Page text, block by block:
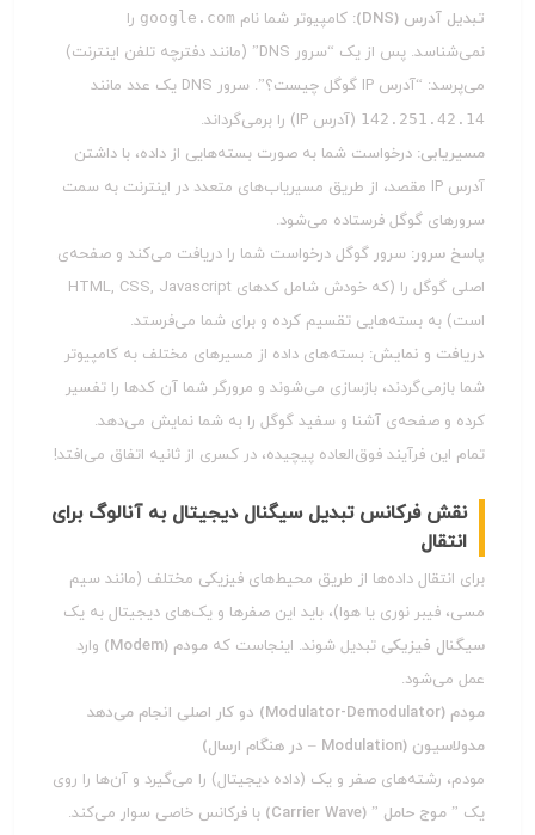
تبدیل آدرس (DNS):
کامپیوتر شما نام google.com را
نمی‌شناسد. پس از یک “سرور DNS” (مانند دفترچه تلفن اینترنت)
می‌پرسد: “آدرس IP گوگل چیست؟”. سرور DNS یک عدد مانند
142.251.42.14 (آدرس IP) را برمی‌گرداند.
مسیریابی: درخواست شما به صورت بسته‌هایی از داده، با داشتن
آدرس IP مقصد، از طریق مسیریاب‌های متعدد در اینترنت به سمت
سرورهای گوگل فرستاده می‌شود.
پاسخ سرور: سرور گوگل درخواست شما را دریافت می‌کند و صفحه‌ی
اصلی گوگل را (که خودش شامل کدهای HTML, CSS, Javascript
است) به بسته‌هایی تقسیم کرده و برای شما می‌فرستد.
دریافت و نمایش: بسته‌های داده از مسیرهای مختلف به کامپیوتر
شما بازمی‌گردند، بازسازی می‌شوند و مرورگر شما آن کدها را تفسیر
کرده و صفحه‌ی آشنا و سفید گوگل را به شما نمایش می‌دهد.
تمام این فرآیند فوق‌العاده پیچیده، در کسری از ثانیه اتفاق می‌افتد!
نقش فرکانس تبدیل سیگنال دیجیتال به آنالوگ برای
انتقال
برای انتقال داده‌ها از طریق محیط‌های فیزیکی مختلف (مانند سیم
مسی، فیبر نوری یا هوا)، باید این صفرها و یک‌های دیجیتال به یک
سیگنال فیزیکی تبدیل شوند. اینجاست که مودم (Modem)
وارد
عمل می‌شود.
مودم (Modulator-Demodulator) دو کار اصلی انجام می‌دهد
مدولاسیون (Modulation – در هنگام ارسال)
مودم، رشته‌های صفر و یک (داده دیجیتال) را می‌گیرد و آن‌ها را روی
یک ” موج حامل ” (Carrier Wave)
با فرکانس خاصی سوار می‌کند.